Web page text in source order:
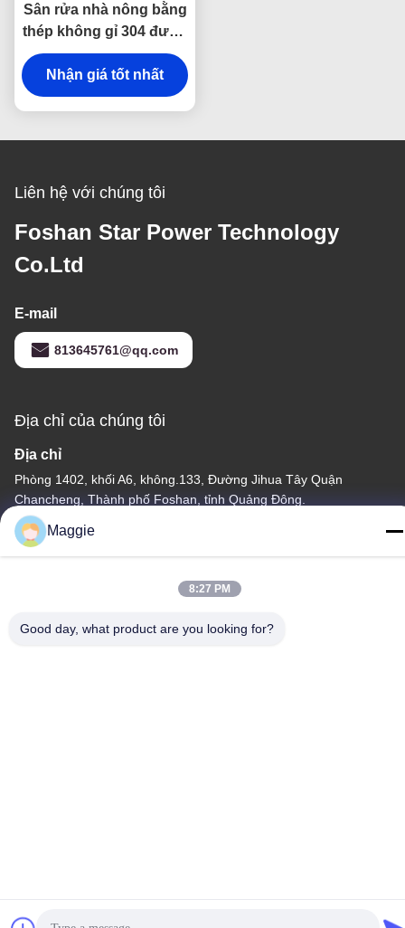
Sân rửa nhà nông bằng
thép không gỉ 304 được
làm bằng tay với chất
giảm âm thanh & chống
ngưng tụ và thiết kế mặt
Nhận giá tốt nhất
Liên hệ với chúng tôi
Foshan Star Power Technology
Co.Ltd
E-mail
813645761@qq.com
Địa chỉ của chúng tôi
Địa chỉ
Phòng 1402, khối A6, không.133, Đường Jihua Tây Quận
Chancheng, Thành phố Foshan, tỉnh Quảng Đông.
Điện thoại
86-13342999029
Maggie
8:27 PM
Good day, what product are you looking for?